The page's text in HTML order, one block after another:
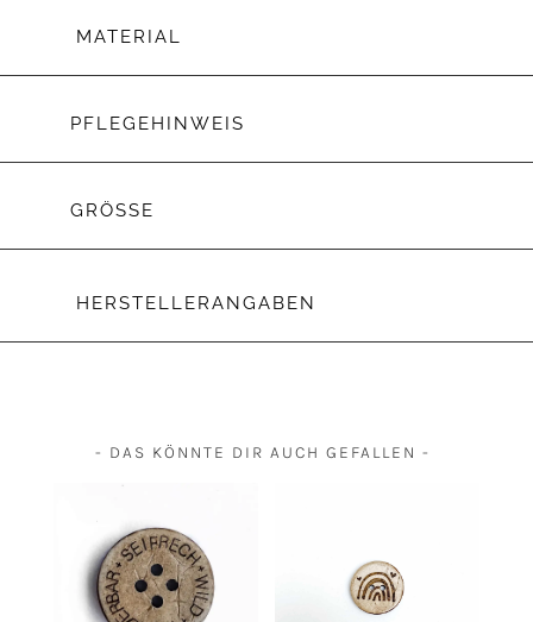
MATERIAL
PFLEGEHINWEIS
GRÖSSE
HERSTELLERANGABEN
- DAS KÖNNTE DIR AUCH GEFALLEN -